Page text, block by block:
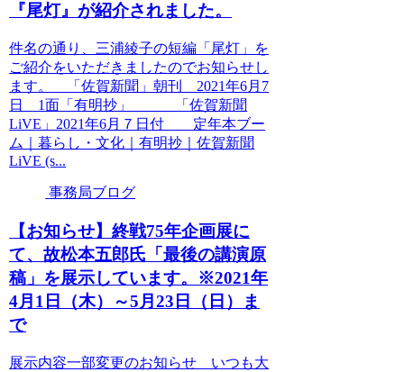
『尾灯』が紹介されました。
件名の通り、三浦綾子の短編「尾灯」を
ご紹介をいただきましたのでお知らせし
ます。 「佐賀新聞」朝刊 2021年6月7
日 1面「有明抄」 「佐賀新聞
LiVE」2021年6月７日付 定年本ブー
ム｜暮らし・文化｜有明抄｜佐賀新聞
LiVE (s...
事務局ブログ
【お知らせ】終戦75年企画展に
て、故松本五郎氏「最後の講演原
稿」を展示しています。※2021年
4月1日（木）～5月23日（日）ま
で
展示内容一部変更のお知らせ いつも大